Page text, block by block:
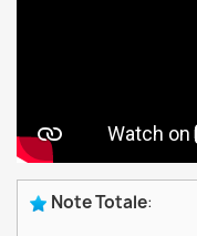
Note Totale: